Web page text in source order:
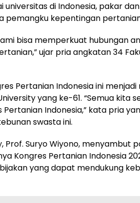
di Indonesia, pakar
pemangku kepentingan
bisa memperkuat hubungan
ujar pria angkatan 34
Pertanian Indonesia ini menjadi
yang ke-61. “Semua kita
Indonesia,” kata pria
swasta ini.
Prof. Suryo Wiyono, menyambut
Kongres Pertanian Indonesia
yang dapat mendukung